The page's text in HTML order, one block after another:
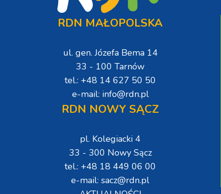
RDN MAŁOPOLSKA
ul. gen. Józefa Bema 14
33 - 100 Tarnów
tel.: +48 14 627 50 50
e-mail: info@rdn.pl
RDN NOWY SĄCZ
pl. Kolegiacki 4
33 - 300 Nowy Sącz
tel.: +48 18 449 06 00
e-mail: sacz@rdn.pl